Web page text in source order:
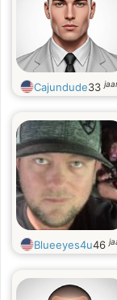
Cajundude33
Blueeyes4u46